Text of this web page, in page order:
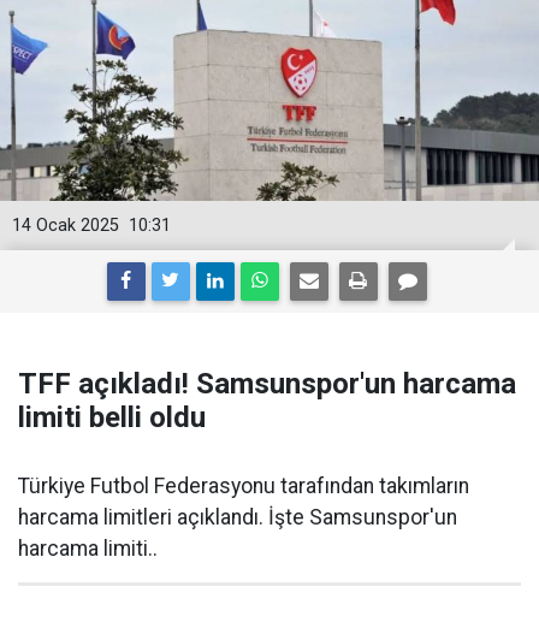
10:31
14 Ocak 2025
TFF açıkladı! Samsunspor'un harcama
limiti belli oldu
Türkiye Futbol Federasyonu tarafından takımların
harcama limitleri açıklandı. İşte Samsunspor'un
harcama limiti..